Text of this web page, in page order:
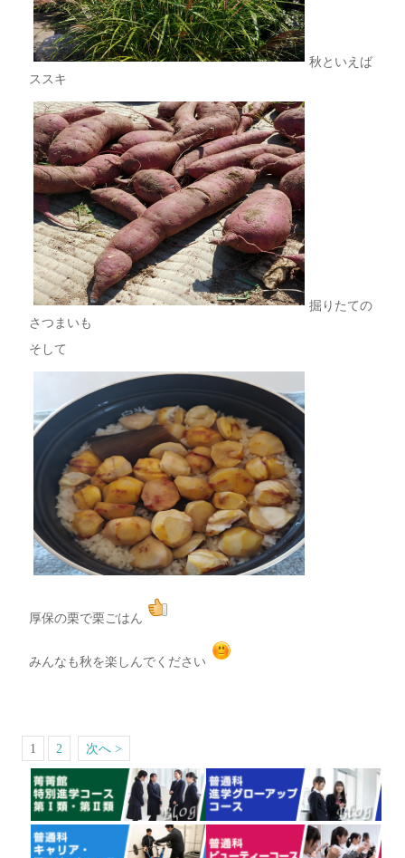
秋といえば
ススキ
掘りたての
さつまいも
そして
厚保の栗で栗ごはん
みんなも秋を楽しんでください
1 2 次へ >